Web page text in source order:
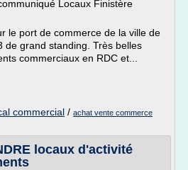
Locaux Finistère
le port de commerce de la ville de
de grand standing. Très belles
commerciaux en RDC et...
commercial / achat vente commerce
locaux d'activité